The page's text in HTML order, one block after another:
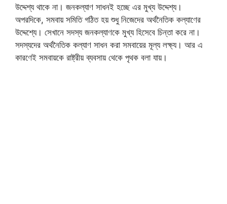
উদ্দেশ্য থাকে না। জনকল্যাণ সাধনই হচ্ছে এর মুখ্য উদ্দেশ্য।
অপরদিকে, সমবায় সমিতি গঠিত হয় শুধু নিজেদের অর্থনৈতিক কল্যাণের
উদ্দেশ্যে। সেখানে সদস্য জনকল্যাণকে মুখ্য হিসেবে চিন্তা করে না।
সদস্যদের অর্থনৈতিক কল্যাণ সাধন করা সমবায়ের মূল্য লক্ষ্য। আর এ
কারণেই সমবায়কে রাষ্ট্রীয় ব্যবসায় থেকে পৃথক বলা যায়।